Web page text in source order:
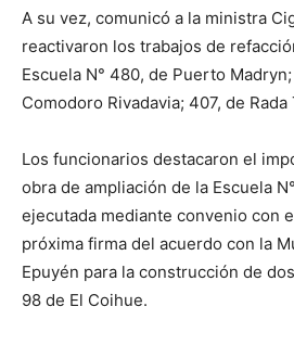
A su vez, comunicó a la ministra
reactivaron los trabajos de
Escuela N° 480, de Puerto
Comodoro Rivadavia; 407, de
Los funcionarios destacaron el
obra de ampliación de la Escuela
ejecutada mediante convenio con
próxima firma del acuerdo con la
Epuyén para la construcción de
98 de El Coihue.